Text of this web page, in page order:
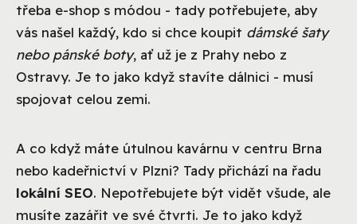
třeba e-shop s módou - tady potřebujete, aby
vás našel každý, kdo si chce koupit dámské šaty
nebo pánské boty, ať už je z Prahy nebo z
Ostravy. Je to jako když stavíte dálnici - musí
spojovat celou zemi.
A co když máte útulnou kavárnu v centru Brna
nebo kadeřnictví v Plzni? Tady přichází na řadu
lokální SEO. Nepotřebujete být vidět všude, ale
musíte zazářit ve své čtvrti. Je to jako když